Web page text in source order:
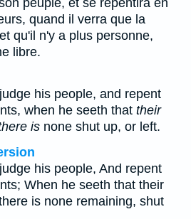
peuple, et se repentira en
quand il verra que la
qu'il n'y a plus personne,
libre.
his people, and repent
when he seeth that their
is none shut up, or left.
his people, And repent
When he seeth that their
is none remaining, shut